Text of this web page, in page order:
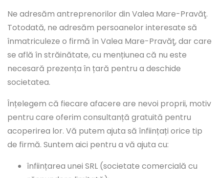
Ne adresăm antreprenorilor din Valea Mare-Pravăţ.
Totodată, ne adresăm persoanelor interesate să
înmatriculeze o firmă în Valea Mare-Pravăţ, dar care
se află în străinătate, cu mențiunea că nu este
necesară prezența în țară pentru a deschide
societatea.
Înțelegem că fiecare afacere are nevoi proprii, motiv
pentru care oferim consultanță gratuită pentru
acoperirea lor. Vă putem ajuta să înființați orice tip
de firmă. Suntem aici pentru a vă ajuta cu:
înființarea unei SRL (societate comercială cu